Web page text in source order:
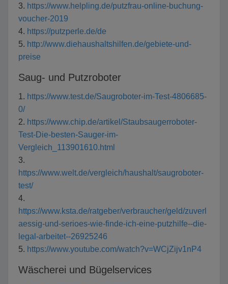
3. https://www.helpling.de/putzfrau-online-buchung-
voucher-2019
4. https://putzperle.de/de
5. http://www.diehaushaltshilfen.de/gebiete-und-
preise
Saug- und Putzroboter
1. https://www.test.de/Saugroboter-im-Test-4806685-
0/
2. https://www.chip.de/artikel/Staubsaugerroboter-
Test-Die-besten-Sauger-im-
Vergleich_113901610.html
3.
https://www.welt.de/vergleich/haushalt/saugroboter-
test/
4.
https://www.ksta.de/ratgeber/verbraucher/geld/zuverl
aessig-und-serioes-wie-finde-ich-eine-putzhilfe--die-
legal-arbeitet--26925246
5. https://www.youtube.com/watch?v=WCjZijv1nP4
Wäscherei und Bügelservices